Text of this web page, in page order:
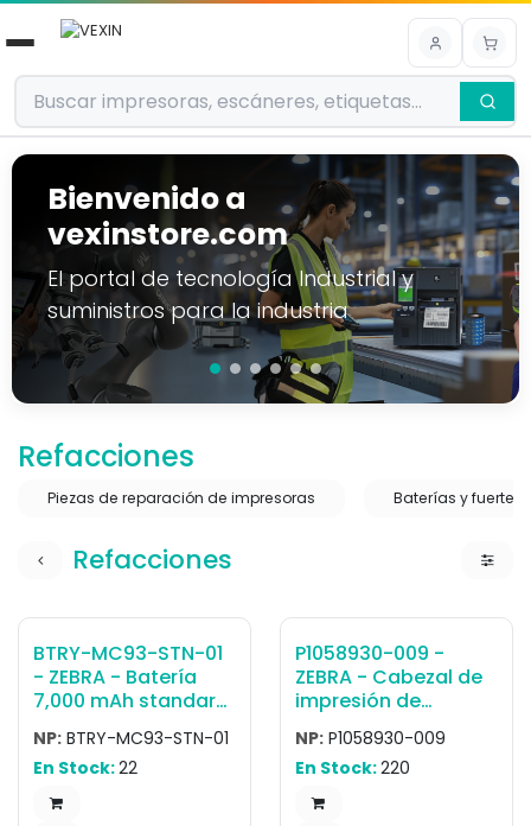
Ir al contenido
Bienvenido a
vexinstore.com
El portal de tecnología Industrial y
suministros para la industria
Refacciones
Piezas de reparación de impresoras Baterías y fuertes
Refacciones
BTRY-MC93-STN-01
- ZEBRA - Batería
7,000 mAh standard
battery with
PowerPrecision Plus
for MC9300 /
MC9400 / MC9450
NP: BTRY-MC93-STN-01
En Stock:22
P1058930-009 -
ZEBRA - Cabezal de
impresión de
transferencia
térmica Cabezal de
impresión 203 dpi,
ZT410, ZT411
NP: P1058930-009
En Stock:220